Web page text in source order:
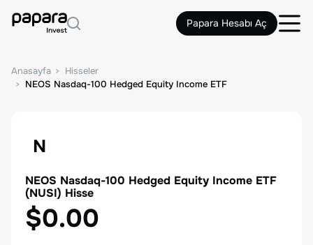
Papara Hesabı Aç
Anasayfa
Hisseler
NEOS Nasdaq-100 Hedged Equity Income ETF
N
NEOS Nasdaq-100 Hedged Equity Income ETF
(NUSI) Hisse
$0.00